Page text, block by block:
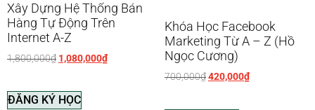
Xây Dựng Hệ Thống Bán
Hàng Tự Động Trên
Internet A-Z
1,800,000₫ 1,080,000₫
ĐĂNG KÝ HỌC
Khóa Học Facebook
Marketing Từ A – Z (Hồ
Ngọc Cương)
700,000₫420,000₫